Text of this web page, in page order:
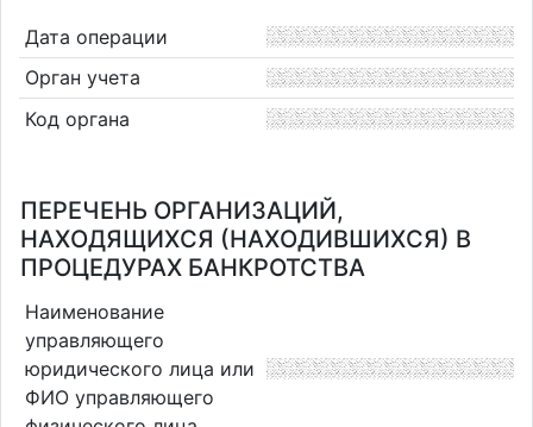
Дата операции
Орган учета
Код органа
ПЕРЕЧЕНЬ ОРГАНИЗАЦИЙ,
НАХОДЯЩИХСЯ (НАХОДИВШИХСЯ) В
ПРОЦЕДУРАХ БАНКРОТСТВА
Наименование
управляющего
юридического лица или
ФИО управляющего